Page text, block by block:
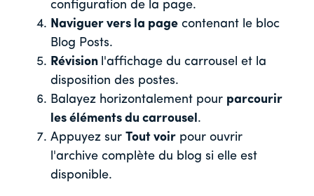
configuration de la page.
Naviguer vers la page contenant le bloc
Blog Posts.
Révision l'affichage du carrousel et la
disposition des postes.
Balayez horizontalement pour parcourir
les éléments du carrousel.
Appuyez sur Tout voir pour ouvrir
l'archive complète du blog si elle est
disponible.